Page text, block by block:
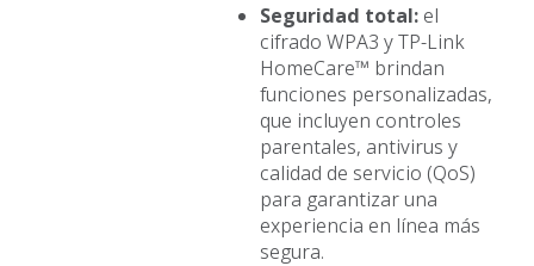
Seguridad total:el
cifrado WPA3 y TP-Link
HomeCare™ brindan
funciones personalizadas,
que incluyen controles
parentales, antivirus y
calidad de servicio (QoS)
para garantizar una
experiencia en línea más
segura.